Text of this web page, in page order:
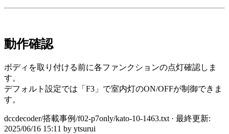
動作確認
ボディを取り付ける前に各ファンクションの点灯確認しま
す。
デフォルト設定では「F3」で室内灯のON/OFFが制御できま
す。
dccdecoder/搭載事例/f02-p7only/kato-10-1463.txt · 最終更新:
2025/06/16 15:11 by ytsurui